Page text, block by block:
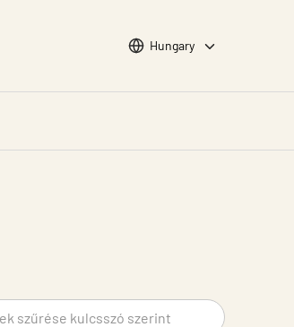
Choose languge
Hungary
Termék